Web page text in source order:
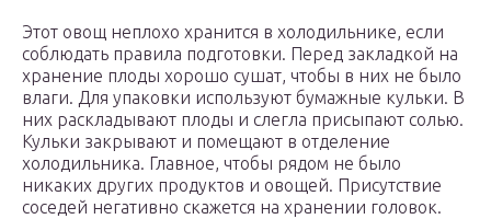
Этот овощ неплохо хранится в холодильнике, если
соблюдать правила подготовки. Перед закладкой на
хранение плоды хорошо сушат, чтобы в них не было
влаги. Для упаковки используют бумажные кульки. В
них раскладывают плоды и слегла присыпают солью.
Кульки закрывают и помещают в отделение
холодильника. Главное, чтобы рядом не было
никаких других продуктов и овощей. Присутствие
соседей негативно скажется на хранении головок.